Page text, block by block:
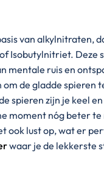
van alkylnitraten,
Isobutylnitriet. Deze
mentale ruis en
de gladde spieren
spieren zijn je keel
moment nóg beter
ook lust op, wat er
waar je de lekkerste